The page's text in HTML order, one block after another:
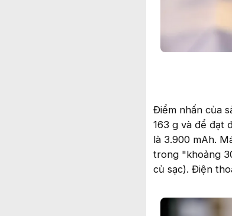
Điểm nhấn của
163 g và để đạt
là 3.900 mAh.
trong "khoảng
củ sạc). Điện